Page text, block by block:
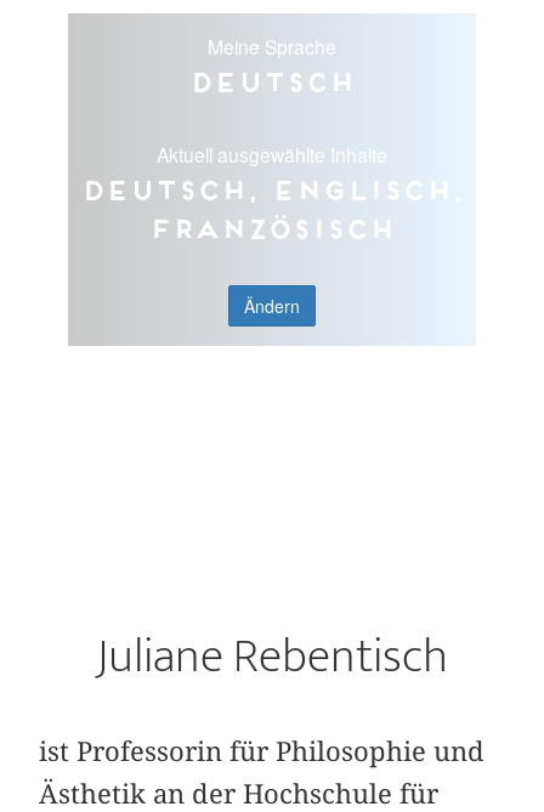
Meine Sprache
Deutsch
Aktuell ausgewählte Inhalte
Deutsch, Englisch,
Französisch
Ändern
Juliane Rebentisch
ist Professorin für Philosophie und
Ästhetik an der Hochschule für